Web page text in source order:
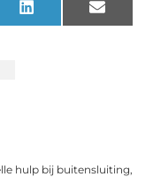
LinkedIn Email
hulp bij buitensluiting,